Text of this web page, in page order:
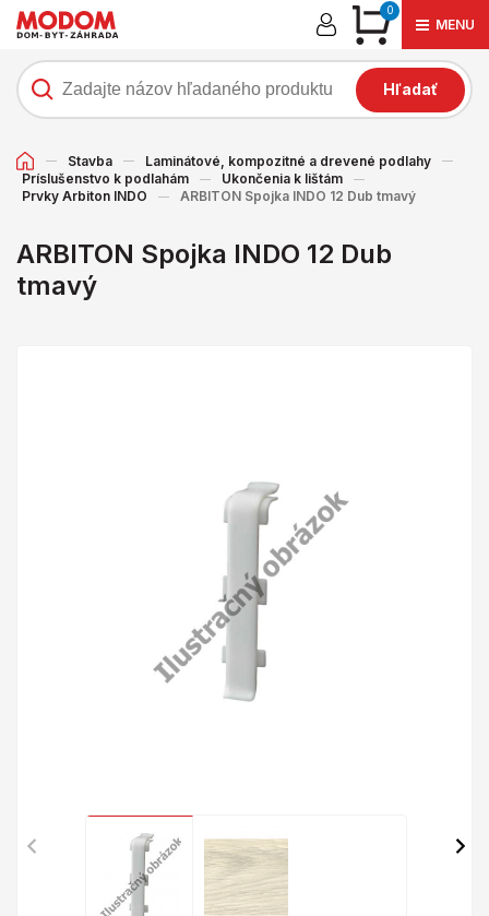
0
MENU
Hľadať
Stavba
Laminátové, kompozitné a drevené podlahy
Príslušenstvo k podlahám
Ukončenia k lištám
Prvky Arbiton INDO
ARBITON Spojka INDO 12 Dub tmavý
ARBITON Spojka INDO 12 Dub
tmavý